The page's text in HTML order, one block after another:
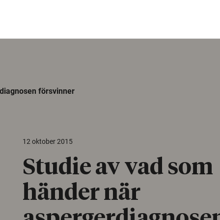
försvinner
12 oktober 2015
Studie av vad som
händer när